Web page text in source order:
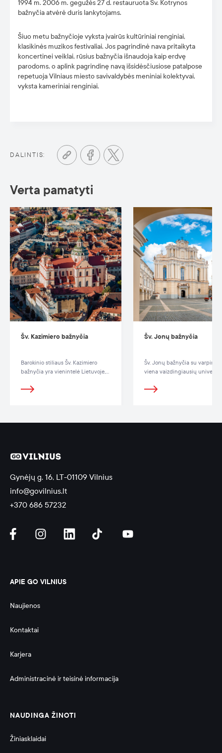
1994 m. 2006 m. gegužės 27 d. restauruota Šv. Kotrynos
bažnyčia atvėrė duris lankytojams.
Šiuo metu bažnyčioje vyksta įvairūs kultūriniai renginiai,
klasikinės muzikos festivaliai. Jos pagrindinė nava pritaikyta
koncertinei veiklai, rūsius bažnyčia išnaudoja kaip erdvę
parodoms, o aplink pagrindinę navą išsidėsčiusiose patalpose
repetuoja Vilniaus miesto savivaldybės meniniai kolektyvai,
vyksta kameriniai renginiai.
DALINTIS:
Verta pamatyti
Šv. Kazimiero bažnyčia
Barokinio stiliaus Šv. Kazimiero
bažnyčia yra vienintelė Lietuvoje,
Jėzaus (Il Gesu) bažnyčios pavyzdį.
Šv. Jonų bažnyčia
Šv. Jonų bažnyčia su varpine –
viena vaizdingiausių
Gynėjų g. 16, LT-01109 Vilnius
info@govilnius.lt
+370 686 57232
APIE GO VILNIUS
Naujienos
Kontaktai
Karjera
Administracinė ir teisinė informacija
NAUDINGA ŽINOTI
Žiniasklaidai